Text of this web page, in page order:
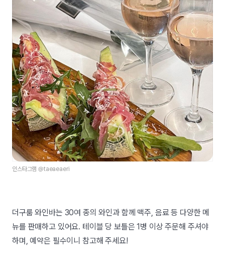
인스타그램 @taeaeaeri
더구룸 와인바는 30여 종의 와인과 함께 맥주, 음료 등 다양한 메
뉴를 판매하고 있어요. 테이블 당 보틀은 1병 이상 주문해 주셔야
하며, 예약은 필수이니 참고해 주세요!